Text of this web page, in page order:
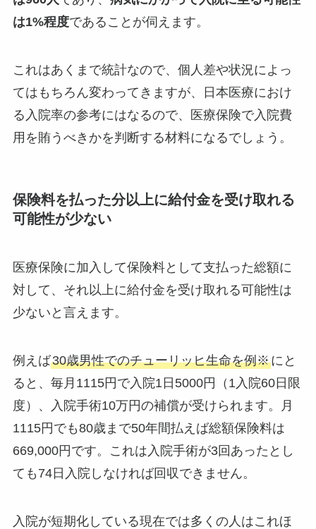
は1%程度であることが伺えます。
これはあくまで統計なので、個人差や状況によっ
てはもちろん変わってきますが、日本医療におけ
る入院率の参考にはなるので、医療保険で入院費
用を賄うべきかを判断する材料になるでしょう。
保険料を払った分以上に給付金を受け取れる
可能性が少ない
医療保険に加入して保険料として支払った総額に
対して、それ以上に給付金を受け取れる可能性は
少ないと言えます。
例えば30歳男性でのチューリッヒ生命を例※にと
ると、毎月1115円で入院1日5000円（1入院60日限
度）、入院手術10万円の補償が受けられます。月
1115円でも80歳まで50年間払えば総額保険料は
669,000円です。これは入院手術が3回あったとし
ても74日入院しなければ回収できません。
入院が短期化している現在では多くの人はこれほ